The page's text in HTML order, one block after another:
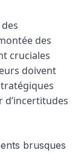
des
cruciales
doivent
d’incertitudes
brusques